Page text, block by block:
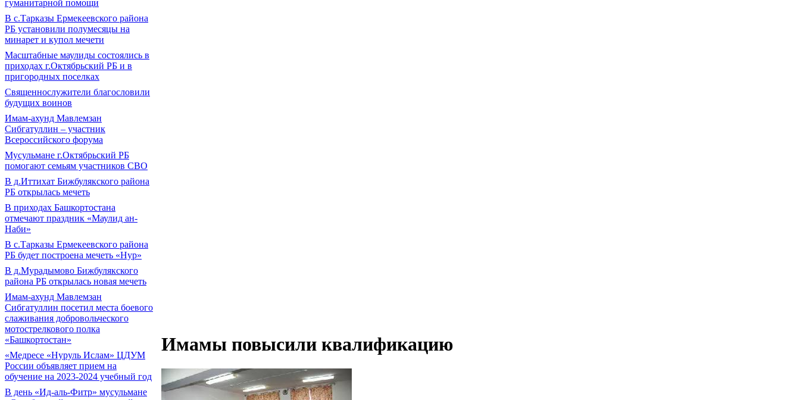
гуманитарной помощи
В с.Тарказы Ермекеевского района
РБ установили полумесяцы на
минарет и купол мечети
Масштабные маулиды состоялись в
приходах г.Октябрьский РБ и в
пригородных поселках
Священнослужители благословили
будущих воинов
Имам-ахунд Мавлемзан
Сибгатуллин – участник
Всероссийского форума
Мусульмане г.Октябрьский РБ
помогают семьям участников СВО
В д.Иттихат Бижбулякского района
РБ открылась мечеть
В приходах Башкортостана
отмечают праздник «Маулид ан-
Наби»
В с.Тарказы Ермекеевского района
РБ будет построена мечеть «Нур»
В д.Мурадымово Бижбулякского
района РБ открылась новая мечеть
Имам-ахунд Мавлемзан
Сибгатуллин посетил места боевого
слаживания добровольческого
мотострелкового полка
«Башкортостан»
«Медресе «Нуруль Ислам» ЦДУМ
России объявляет прием на
обучение на 2023-2024 учебный год
В день «Ид-аль-Фитр» мусульмане
Имамы повысили квалификацию